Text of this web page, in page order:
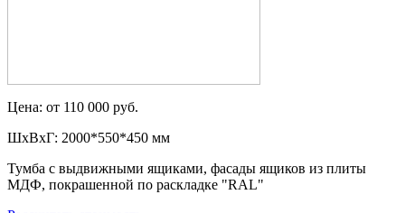
Цена: от 110 000 руб.
ШxВxГ: 2000*550*450 мм
Тумба с выдвижными ящиками, фасады ящиков из плиты
МДФ, покрашенной по раскладке "RAL"